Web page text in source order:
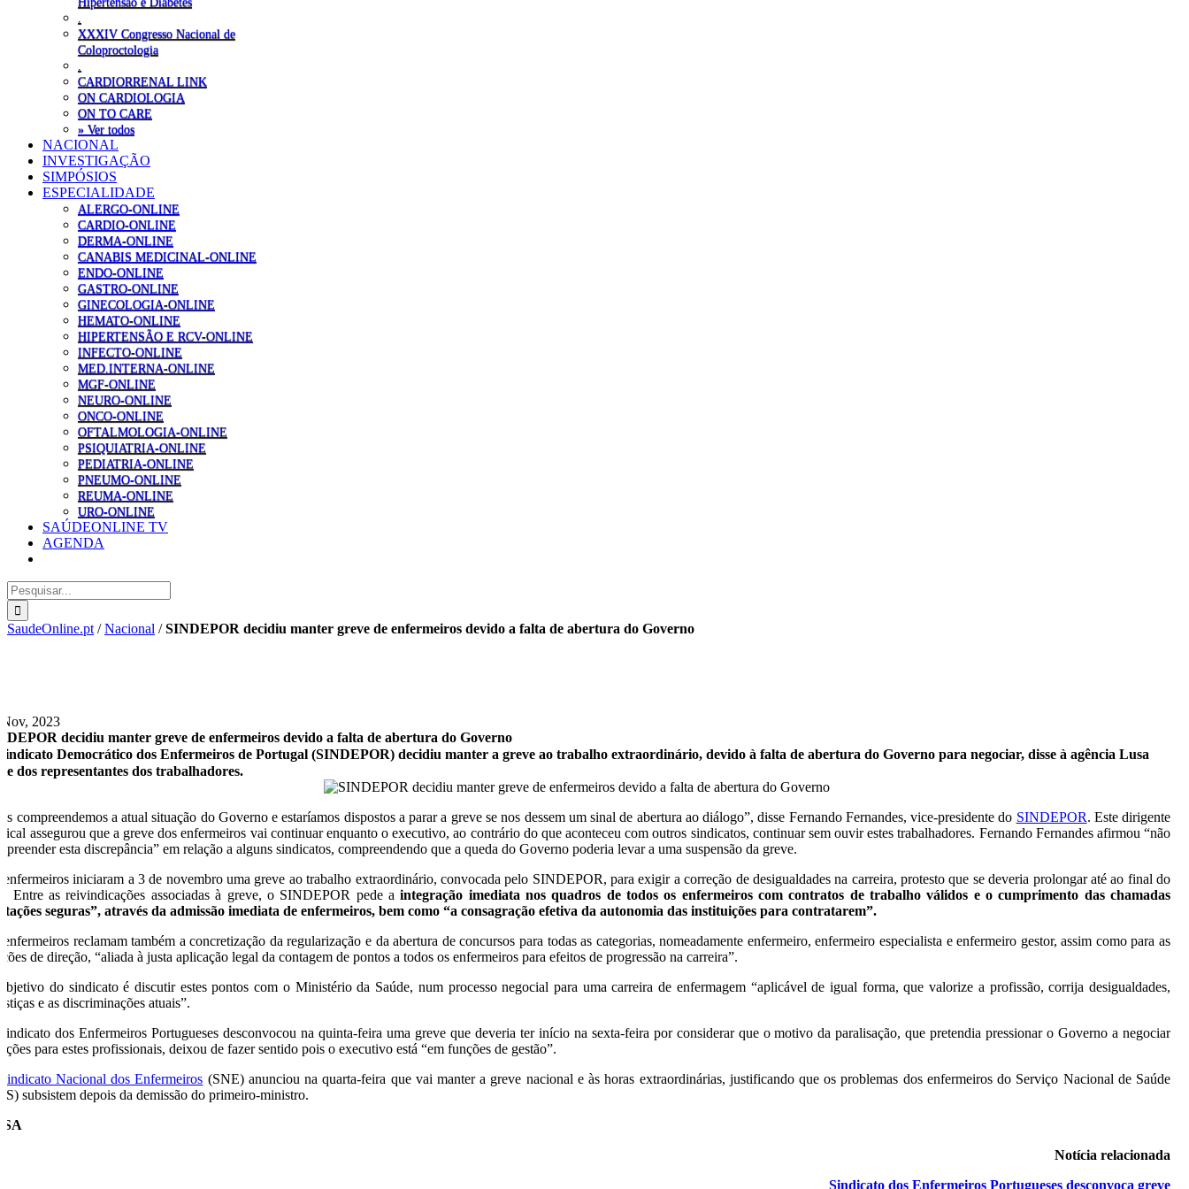
XXXIV Congresso Nacional de
Coloproctologia
CARDIORRENAL LINK
ON CARDIOLOGIA
ON TO CARE
» Ver todos
NACIONAL
INVESTIGAÇÃO
SIMPÓSIOS
ESPECIALIDADE
ALERGO-ONLINE
CARDIO-ONLINE
DERMA-ONLINE
CANABIS MEDICINAL-ONLINE
ENDO-ONLINE
GASTRO-ONLINE
GINECOLOGIA-ONLINE
HEMATO-ONLINE
HIPERTENSÃO E RCV-ONLINE
INFECTO-ONLINE
MED.INTERNA-ONLINE
MGF-ONLINE
NEURO-ONLINE
ONCO-ONLINE
OFTALMOLOGIA-ONLINE
PSIQUIATRIA-ONLINE
PEDIATRIA-ONLINE
PNEUMO-ONLINE
REUMA-ONLINE
URO-ONLINE
SAÚDEONLINE TV
AGENDA
Pesquisar
SaudeOnline.pt /Nacional /SINDEPOR decidiu manter greve de enfermeiros devido a falta de abertura do Governo
2023
decidiu manter greve de enfermeiros devido a falta de abertura do Governo
Democrático dos Enfermeiros de Portugal (SINDEPOR) decidiu manter a greve ao trabalho extraordinário, devido à falta de abertura do Governo para negociar, disse à agência Lusa
dos representantes dos trabalhadores.
compreendemos a atual situação do Governo e estaríamos dispostos a parar a greve se nos dessem um sinal de abertura ao diálogo”, disse Fernando Fernandes, vice-presidente do SINDEPOR. Este dirigente
assegurou que a greve dos enfermeiros vai continuar enquanto o executivo, ao contrário do que aconteceu com outros sindicatos, continuar sem ouvir estes trabalhadores. Fernando Fernandes afirmou “não
esta discrepância” em relação a alguns sindicatos, compreendendo que a queda do Governo poderia levar a uma suspensão da greve.
enfermeiros iniciaram a 3 de novembro uma greve ao trabalho extraordinário, convocada pelo SINDEPOR, para exigir a correção de desigualdades na carreira, protesto que se deveria prolongar até ao final do
Entre as reivindicações associadas à greve, o SINDEPOR pede a integração imediata nos quadros de todos os enfermeiros com contratos de trabalho válidos e o cumprimento das chamadas
seguras”, através da admissão imediata de enfermeiros, bem como “a consagração efetiva da autonomia das instituições para contratarem”.
enfermeiros reclamam também a concretização da regularização e da abertura de concursos para todas as categorias, nomeadamente enfermeiro, enfermeiro especialista e enfermeiro gestor, assim como para as
de direção, “aliada à justa aplicação legal da contagem de pontos a todos os enfermeiros para efeitos de progressão na carreira”.
do sindicato é discutir estes pontos com o Ministério da Saúde, num processo negocial para uma carreira de enfermagem “aplicável de igual forma, que valorize a profissão, corrija desigualdades,
e as discriminações atuais”.
dos Enfermeiros Portugueses desconvocou na quinta-feira uma greve que deveria ter início na sexta-feira por considerar que o motivo da paralisação, que pretendia pressionar o Governo a negociar
para estes profissionais, deixou de fazer sentido pois o executivo está “em funções de gestão”.
Nacional dos Enfermeiros (SNE) anunciou na quarta-feira que vai manter a greve nacional e às horas extraordinárias, justificando que os problemas dos enfermeiros do Serviço Nacional de Saúde
subsistem depois da demissão do primeiro-ministro.
Notícia relacionada
Sindicato dos Enfermeiros Portugueses desconvoca greve